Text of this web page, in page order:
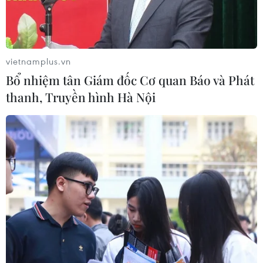
các học viên.
Phó Thủ tướng Vũ Đức Đam nói chuyện với các học viên Cơ sở
xã hội Nhị Xuân. (Ảnh: Thanh Vũ/TTXVN)
Ngày 28/1, Đoàn công tác Chính phủ do Phó Thủ
tướng Vũ Đức Đam dẫn đầu đã đến thăm Cơ sở
vietnamplus.vn
Bổ nhiệm tân Giám đốc Cơ quan Báo và Phát
thanh, Truyền hình Hà Nội